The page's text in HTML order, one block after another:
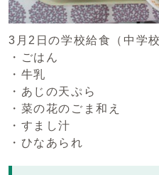
3月2日の学校給食（中学校
・ごはん
・牛乳
・あじの天ぷら
・菜の花のごま和え
・すまし汁
・ひなあられ